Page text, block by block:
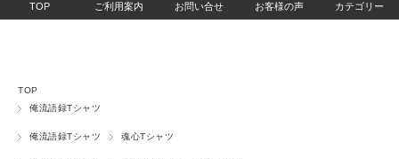
TOP ご利用案内 お問い合せ お客様の声 カテゴリー
TOP
俺流語録Tシャツ
俺流語録Tシャツ 魂心Tシャツ